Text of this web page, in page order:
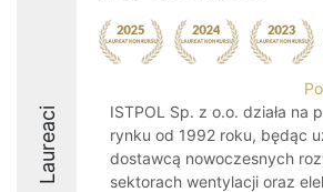
Laureaci
ISTPOL Sp. z o.o. działa na
rynku od 1992 roku, będąc
dostawcą nowoczesnych
sektorach wentylacji oraz